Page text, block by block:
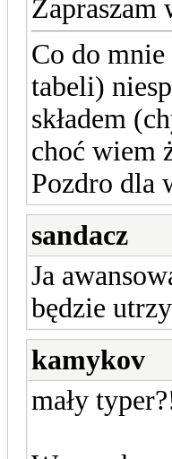
Zapraszam
Co do
tabeli)
składem
choć wiem
Pozdro dla
sandacz
Ja
będzie
kamykov
mały